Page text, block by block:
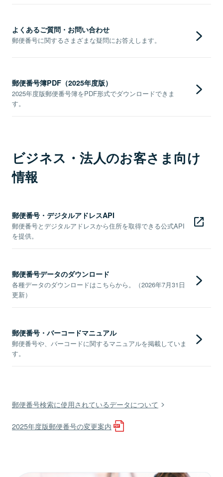
よくあるご質問・お問い合わせ
郵便番号に関するさまざまな疑問にお答えします。
郵便番号簿PDF（2025年度版）
2025年度版郵便番号簿をPDF形式でダウンロードできま
す。
ビジネス・法人のお客さま向け
情報
郵便番号・デジタルアドレスAPI
郵便番号とデジタルアドレスから住所を取得できる公式API
を提供。
郵便番号データのダウンロード
各種データのダウンロードはこちらから。（2026年7月31日
更新）
郵便番号・バーコードマニュアル
郵便番号や、バーコードに関するマニュアルを掲載していま
す。
郵便番号検索に使用されているデータについて
2025年度版郵便番号の変更案内